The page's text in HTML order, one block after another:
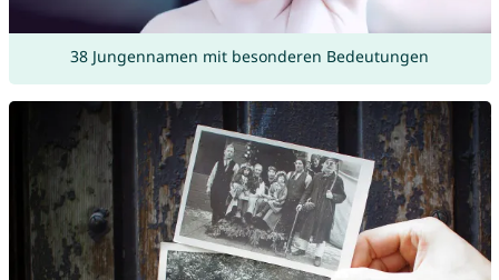
38 Jungennamen mit besonderen Bedeutungen